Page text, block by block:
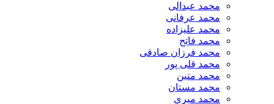
محمد عبدالی
محمد عرفانی
محمد علیزاده
محمد فاتح
محمد فرزان صادقی
محمد قلی پور
محمد متین
محمد مستان
محمد میری